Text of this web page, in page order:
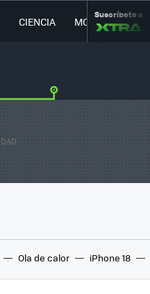
CIENCIA MOVILIDAD
Suscríbete a
Ola de calor iPhone 18